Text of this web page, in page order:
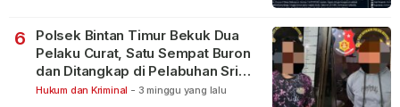
6
Polsek Bintan Timur Bekuk Dua
Pelaku Curat, Satu Sempat Buron
dan Ditangkap di Pelabuhan Sri
Bintan Pura
Hukum dan Kriminal - 3 minggu yang lalu